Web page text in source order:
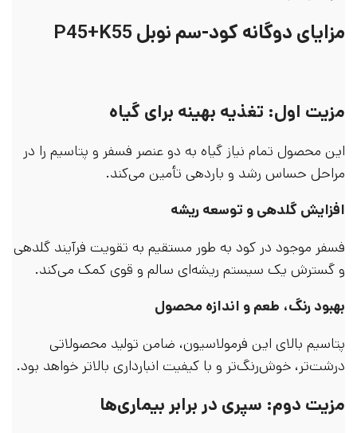
مزایای دوگانه کود-سم نوبل P45+K55
مزیت اول: تغذیه بهینه برای گیاه
این محصول تمام نیاز گیاه به دو عنصر فسفر و پتاسیم را در
مراحل حساس رشد و باردهی تأمین می‌کند.
افزایش گلدهی و توسعه ریشه
فسفر موجود در کود به طور مستقیم به تقویت فرآیند گلدهی
و گسترش یک سیستم ریشه‌ای سالم و قوی کمک می‌کند.
بهبود رنگ، طعم و اندازه محصول
پتاسیم بالای این فرمولاسیون، ضامن تولید محصولاتی
درشت‌تر، خوش‌رنگ‌تر و با کیفیت انبارداری بالاتر خواهد بود.
مزیت دوم: سپری در برابر بیماری‌ها